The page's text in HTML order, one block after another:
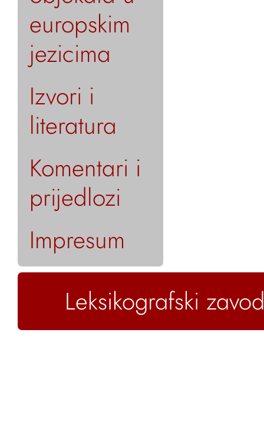
europskim
jezicima
Izvori i
literatura
Komentari i
prijedlozi
Impresum
Leksikografski